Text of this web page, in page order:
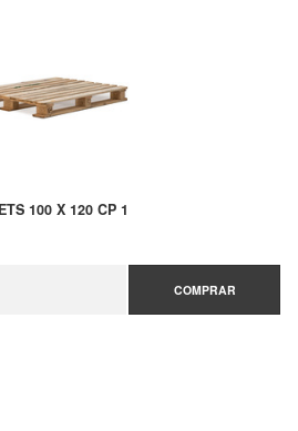
100 X 120 CP 1
COMPRAR